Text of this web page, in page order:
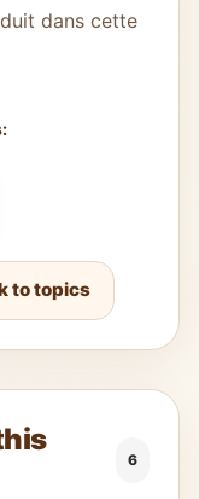
dans cette
to topics
6